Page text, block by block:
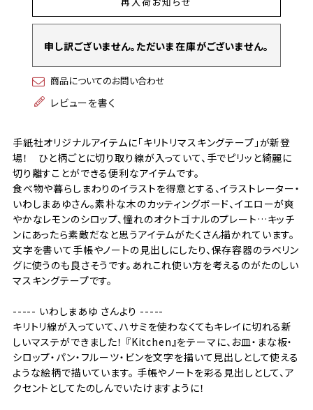
申し訳ございません。ただいま在庫がございません。
商品についてのお問い合わせ
レビューを書く
手紙社オリジナルアイテムに「キリトリマスキングテープ」が新登
場！ ひと柄ごとに切り取り線が入っていて、手でピリッと綺麗に
切り離すことができる便利なアイテムです。
食べ物や暮らしまわりのイラストを得意とする、イラストレーター・
いわしまあゆさん。素朴な木のカッティングボード、イエローが爽
やかなレモンのシロップ、憧れのオクトゴナルのプレート…キッチ
ンにあったら素敵だなと思うアイテムがたくさん描かれています。
文字を書いて手帳やノートの見出しにしたり、保存容器のラベリン
グに使うのも良さそうです。あれこれ使い方を考えるのがたのしい
マスキングテープです。
----- いわしまあゆ さんより -----
キリトリ線が入っていて、ハサミを使わなくてもキレイに切れる新
しいマステができました！ 『Kitchen』をテーマに、お皿・まな板・
シロップ・パン・フルーツ・ビンを文字を描いて見出しとして使える
ような絵柄で描いています。 手帳やノートを彩る見出しとして、ア
クセントとしてたのしんでいたけますように！